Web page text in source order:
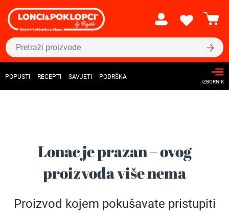
POPUSTI RECEPTI SAVJETI PODRŠKA
IZBORNIK
Lonac je prazan – ovog
proizvoda više nema
Proizvod kojem pokušavate pristupiti